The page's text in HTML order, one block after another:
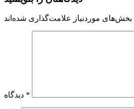
*